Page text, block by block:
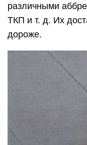
различными
ТКП и т. д. Их
дороже.